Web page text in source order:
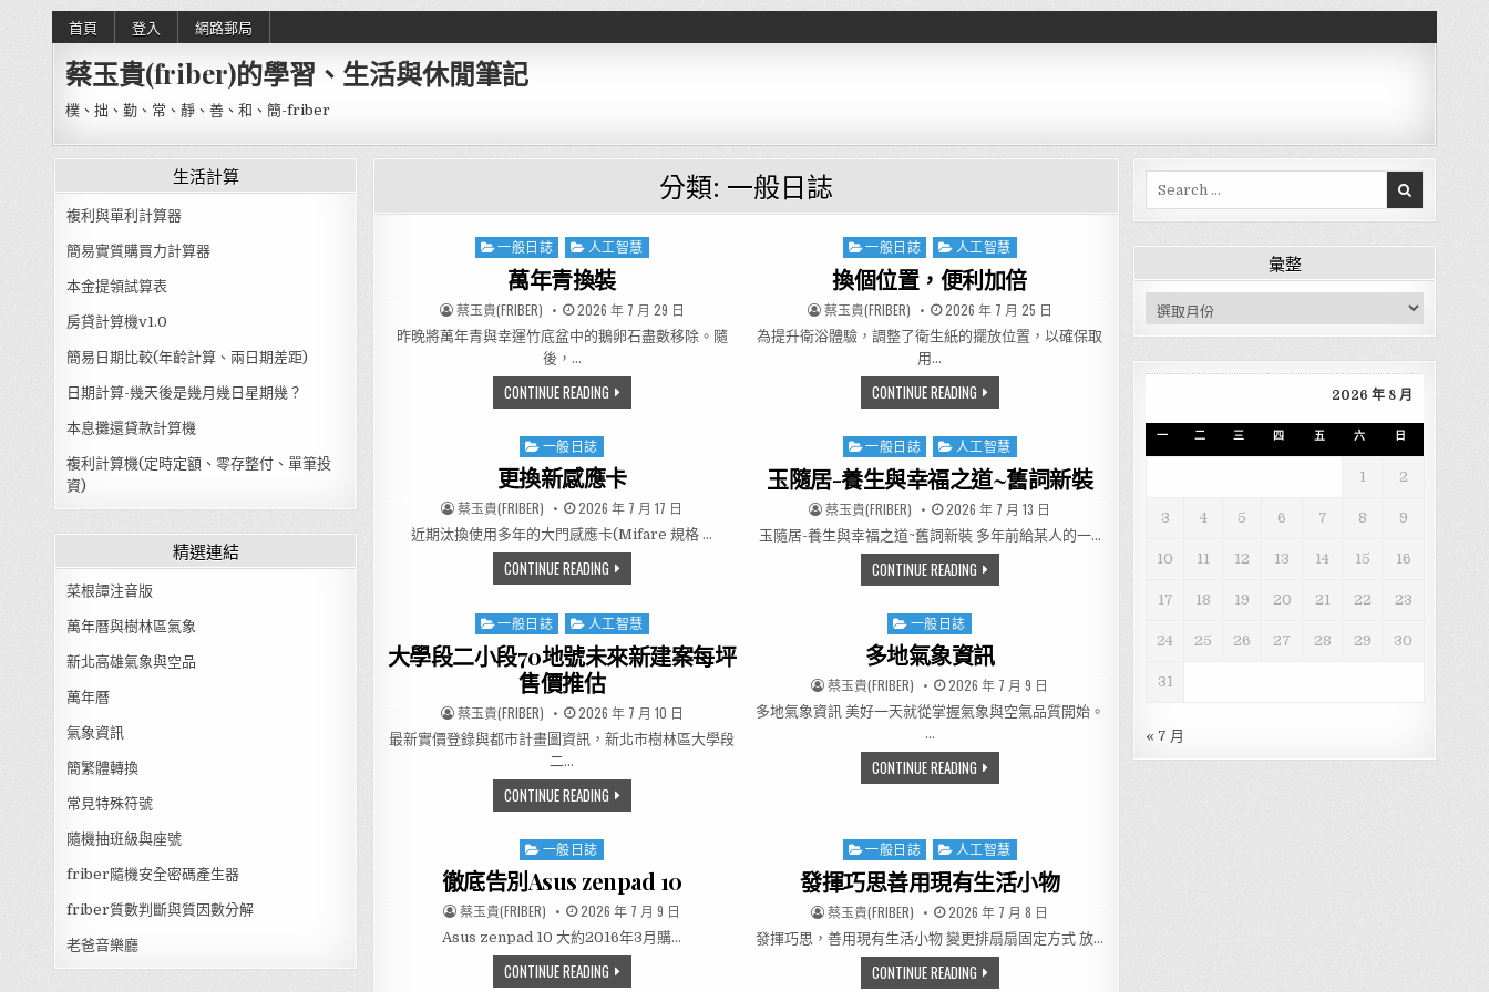
Skip to content
首頁 登入 網路郵局
蔡玉貴(friber)的學習、生活與休閒筆記
樸、拙、勤、常、靜、善、和、簡-friber
分類: 一般日誌
Posted in
一般日誌 人工智慧
萬年青換裝
AUTHOR:
蔡玉貴(FRIBER) PUBLISHED DATE:
2026 年 7 月 29 日
昨晚將萬年青與幸運竹底盆中的鵝卵石盡數移除。隨
後，…
CONTINUE READING萬年青換裝
Posted in
一般日誌 人工智慧
換個位置，便利加倍
AUTHOR:
蔡玉貴(FRIBER) PUBLISHED DATE:
2026 年 7 月 25 日
為提升衛浴體驗，調整了衛生紙的擺放位置，以確保取
用…
CONTINUE READING換個位置，便利加倍
Posted in
一般日誌
更換新感應卡
AUTHOR:
蔡玉貴(FRIBER) PUBLISHED DATE:
2026 年 7 月 17 日
近期汰換使用多年的大門感應卡(Mifare 規格 …
CONTINUE READING更換新感應卡
Posted in
一般日誌 人工智慧
玉隨居-養生與幸福之道~舊詞新裝
AUTHOR:
蔡玉貴(FRIBER) PUBLISHED DATE:
2026 年 7 月 13 日
玉隨居-養生與幸福之道~舊詞新裝 多年前給某人的一…
CONTINUE READING玉隨居-養生與幸福之道~舊詞新裝
Posted in
一般日誌 人工智慧
大學段二小段70地號未來新建案每坪
售價推估
AUTHOR:
蔡玉貴(FRIBER) PUBLISHED DATE:
2026 年 7 月 10 日
最新實價登錄與都市計畫圖資訊，新北市樹林區大學段
二…
CONTINUE READING大學段二小段70地號未來新建案每坪售價推估
Posted in
一般日誌
多地氣象資訊
AUTHOR:
蔡玉貴(FRIBER) PUBLISHED DATE:
2026 年 7 月 9 日
多地氣象資訊 美好一天就從掌握氣象與空氣品質開始。
…
CONTINUE READING多地氣象資訊
Posted in
一般日誌
徹底告別Asus zenpad 10
AUTHOR:
蔡玉貴(FRIBER) PUBLISHED DATE:
2026 年 7 月 9 日
Asus zenpad 10 大約2016年3月購…
CONTINUE READING徹底告別ASUS ZENPAD 10
Posted in
一般日誌 人工智慧
發揮巧思善用現有生活小物
AUTHOR:
蔡玉貴(FRIBER) PUBLISHED DATE:
2026 年 7 月 8 日
發揮巧思，善用現有生活小物 變更排扇扇固定方式 放…
CONTINUE READING發揮巧思善用現有生活小物
生活計算
複利與單利計算器
簡易實質購買力計算器
本金提領試算表
房貸計算機v1.0
簡易日期比較(年齡計算、兩日期差距)
日期計算-幾天後是幾月幾日星期幾？
本息攤還貸款計算機
複利計算機(定時定額、零存整付、單筆投
資)
精選連結
菜根譚注音版
萬年曆與樹林區氣象
新北高雄氣象與空品
萬年曆
氣象資訊
簡繁體轉換
常見特殊符號
隨機抽班級與座號
friber隨機安全密碼產生器
friber質數判斷與質因數分解
老爸音樂廳
Search for:
彙整
彙整
2026 年 8 月
一 二 三 四 五 六 日
1 2
3 4 5 6 7 8 9
10 11 12 13 14 15 16
17 18 19 20 21 22 23
24 25 26 27 28 29 30
31
« 7 月